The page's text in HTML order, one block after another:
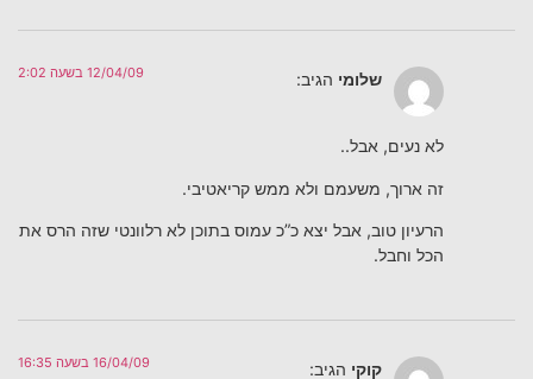
שלומי הגיב: 12/04/09 בשעה 2:02
לא נעים, אבל..
זה ארוך, משעמם ולא ממש קריאטיבי.
הרעיון טוב, אבל יצא כ”כ עמוס בתוכן לא רלוונטי שזה הרס את
הכל וחבל.
קוקי הגיב: 16/04/09 בשעה 16:35